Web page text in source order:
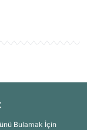
Bulamak İçin